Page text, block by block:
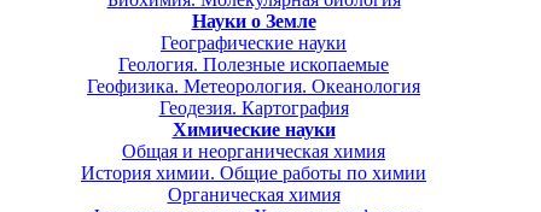
Науки о Земле
Географические науки
Геология. Полезные ископаемые
Геофизика. Метеорология. Океанология
Геодезия. Картография
Химические науки
Общая и неорганическая химия
История химии. Общие работы по химии
Органическая химия